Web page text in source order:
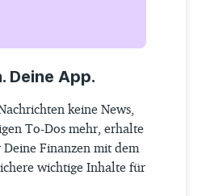
Deine App.
keine News,
To-Dos mehr, erhalte
Finanzen mit dem
wichtige Inhalte für